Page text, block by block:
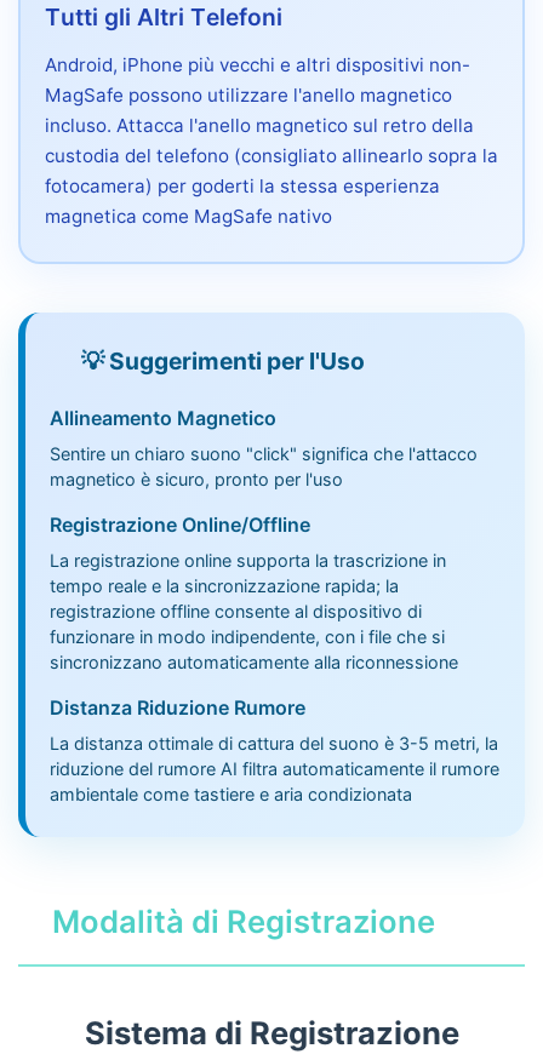
Tutti gli Altri Telefoni
Android, iPhone più vecchi e altri dispositivi non-
MagSafe possono utilizzare l'anello magnetico
incluso. Attacca l'anello magnetico sul retro della
custodia del telefono (consigliato allinearlo sopra la
fotocamera) per goderti la stessa esperienza
magnetica come MagSafe nativo
💡 Suggerimenti per l'Uso
Allineamento Magnetico
Sentire un chiaro suono "click" significa che l'attacco
magnetico è sicuro, pronto per l'uso
Registrazione Online/Offline
La registrazione online supporta la trascrizione in
tempo reale e la sincronizzazione rapida; la
registrazione offline consente al dispositivo di
funzionare in modo indipendente, con i file che si
sincronizzano automaticamente alla riconnessione
Distanza Riduzione Rumore
La distanza ottimale di cattura del suono è 3-5 metri, la
riduzione del rumore AI filtra automaticamente il rumore
ambientale come tastiere e aria condizionata
Modalità di Registrazione
Sistema di Registrazione